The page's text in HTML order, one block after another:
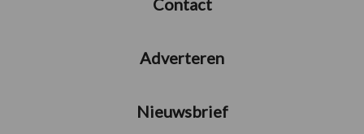
Contact
Adverteren
Nieuwsbrief